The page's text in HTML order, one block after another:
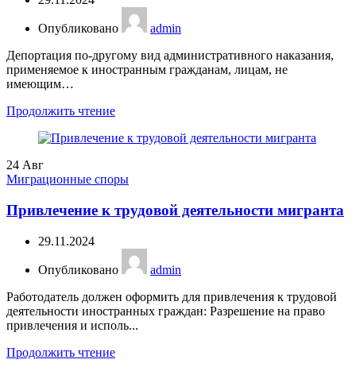
Опубликовано
admin
Депортация по-другому вид административного наказания,
применяемое к иностранным гражданам, лицам, не
имеющим…
Продолжить чтение
24 Авг
Миграционные споры
Привлечение к трудовой деятельности мигранта
29.11.2024
Опубликовано
admin
Работодатель должен оформить для привлечения к трудовой
деятельности иностранных граждан: Разрешение на право
привлечения и исполь...
Продолжить чтение